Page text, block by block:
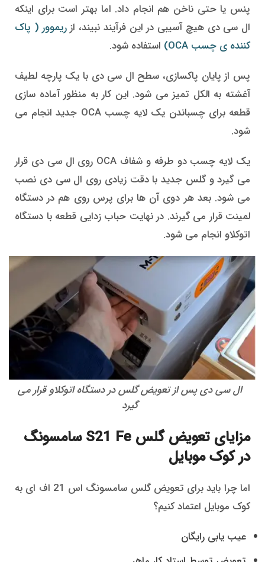
پنس یا حتی ناخن هم انجام داد. اما بهتر است برای اینکه
ال سی دی هیچ آسیبی در این فرآیند نبیند، ازریموور ( پاک
کننده ی چسب OCA)
استفاده شود.
پس از پایان پاکسازی، سطح ال سی دی با یک پارچه لطیف
آغشته به الکل تمیز می شود. این کار به منظور آماده سازی
قطعه برای چسباندن یک لایه چسب OCA جدید انجام می
شود.
یک لایه چسب دو طرفه و شفاف OCA روی ال سی دی قرار
می گیرد و گلس جدید با دقت زیادی روی ال سی دی نصب
می شود. بعد هر دوی آن ها برای پرس روی هم در دستگاه
لمینت قرار می گیرند. در نهایت حباب زدایی قطعه با دستگاه
اتوکلاو انجام می شود.
ال سی دی پس از تعویض گلس در دستگاه اتوکلاو قرار می
گیرد
مزایای تعویض گلس S21 Fe سامسونگ
در کوک موبایل
اما چرا باید برای تعویض گلس سامسونگ اس 21 اف ای به
کوک موبایل اعتماد کنیم؟
عیب یابی رایگان